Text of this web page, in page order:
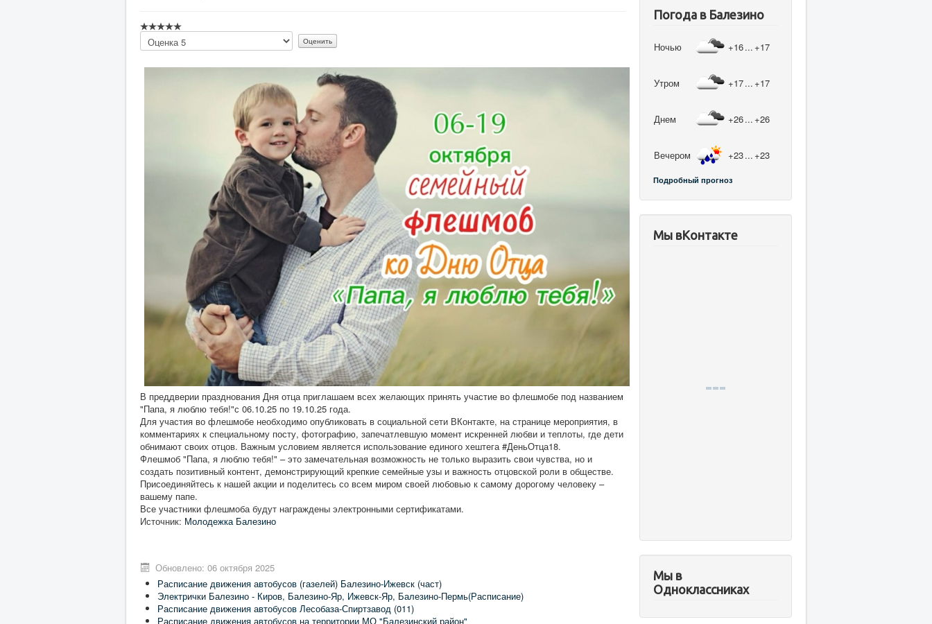
Пожалуйста,
оцените
В преддверии празднования Дня отца приглашаем всех желающих принять участие во флешмобе под названием
"Папа, я люблю тебя!"с 06.10.25 по 19.10.25 года.
Для участия во флешмобе необходимо опубликовать в социальной сети ВКонтакте, на странице мероприятия, в
комментариях к специальному посту, фотографию, запечатлевшую момент искренней любви и теплоты, где дети
обнимают своих отцов. Важным условием является использование единого хештега #ДеньОтца18.
Флешмоб "Папа, я люблю тебя!" – это замечательная возможность не только выразить свои чувства, но и
создать позитивный контент, демонстрирующий крепкие семейные узы и важность отцовской роли в обществе.
Присоединяйтесь к нашей акции и поделитесь со всем миром своей любовью к самому дорогому человеку –
вашему папе.
Все участники флешмоба будут награждены электронными сертификатами.
Источник: Молодежка Балезино
Обновлено: 06 октября 2025
Расписание движения автобусов (газелей) Балезино-Ижевск (част)
Электрички Балезино - Киров, Балезино-Яр, Ижевск-Яр, Балезино-Пермь(Расписание)
Расписание движения автобусов Лесобаза-Спиртзавод (011)
Расписание движения автобусов на территории МО "Балезинский район"
Погода в Балезино
Ночью +16... +17
Утром +17... +17
Днем +26... +26
Вечером +23... +23
Подробный прогноз
Мы вКонтакте
Мы в
Одноклассниках